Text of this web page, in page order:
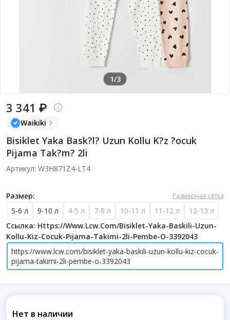
1/3
3 341 ₽
Waikiki
Bisiklet Yaka Bask?l? Uzun Kollu K?z ?ocuk
Pijama Tak?m? 2li
Артикул: W3H871Z4-LT4
Размер: Размерная сетка
5-6 л 9-10 л 4-5 л 7-8 л 10-11 л 11-12 л
12-13 л
Ссылка: Https://www.lcw.com/bisiklet-Yaka-Baskili-Uzun-
Kollu-Kiz-Cocuk-Pijama-Takimi-2li-Pembe-O-3392043
https://www.lcw.com/bisiklet-yaka-baskili-uzun-kollu-kiz-cocuk-
pijama-takimi-2li-pembe-o-3392043
Нет в наличии